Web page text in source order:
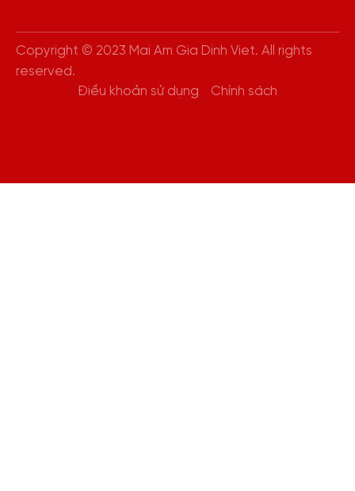
Copyright © 2023 Mai Am Gia Dinh Viet. All rights
reserved.
Điều khoản sử dụng
Chính sách